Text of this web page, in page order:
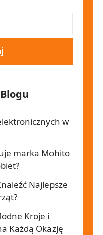
w
marka Mohito
Najlepsze
Kroje i
Każdą Okazję